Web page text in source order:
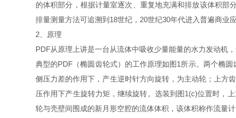
的体积部分，根据计量室逐次、重复地充满和排放该体积部
排量测量方法可追溯到 18世纪， 20世纪30年代进入普遍商业应
2 、原理
PDF从原理上讲是一台从流体中吸收少量能量的水力发动机
典型的PDF （椭圆齿轮式）的工作原理如图1 所示。两个椭圆
侧压力差的作用下，产生逆时针方向旋转，为主动轮；上方
压作用下产生旋转力矩，继续旋转。选装到图1(c)位置时，
轮与壳壁间围成的新月形空腔的流体体积，该体积称作流量